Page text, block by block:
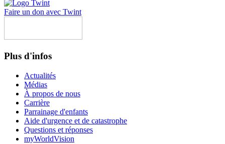
Faire un don avec Twint
Plus d'infos
Actualités
Médias
À propos de nous
Carrière
Parrainage d'enfants
Aide d'urgence et de catastrophe
Questions et réponses
myWorldVision